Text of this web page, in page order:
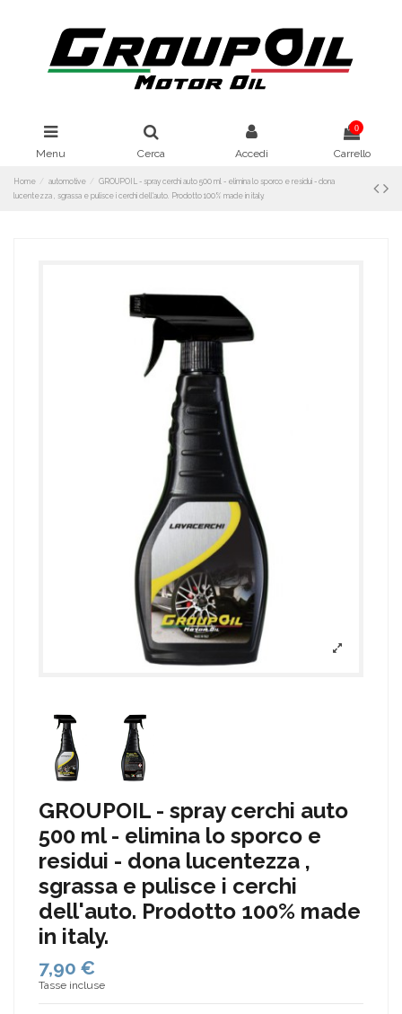
Menu Cerca Accedi
0
Carrello
Home automotive
GROUPOIL - spray cerchi auto 500 ml - elimina lo sporco e residui - dona
lucentezza , sgrassa e pulisce i cerchi dell'auto. Prodotto 100% made in italy.
GROUPOIL - spray cerchi auto
500 ml - elimina lo sporco e
residui - dona lucentezza ,
sgrassa e pulisce i cerchi
dell'auto. Prodotto 100% made
in italy.
7,90 €
Tasse incluse